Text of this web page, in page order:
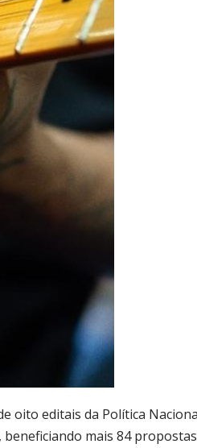
oito editais da Política
mais 84